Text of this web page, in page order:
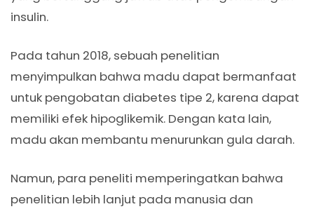
insulin.
Pada tahun 2018, sebuah penelitian
menyimpulkan bahwa madu dapat bermanfaat
untuk pengobatan diabetes tipe 2, karena dapat
memiliki efek hipoglikemik. Dengan kata lain,
madu akan membantu menurunkan gula darah.
Namun, para peneliti memperingatkan bahwa
penelitian lebih lanjut pada manusia dan